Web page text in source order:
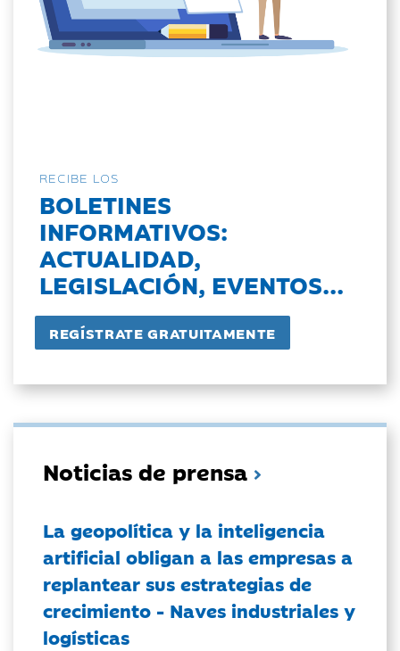
RECIBE LOS
BOLETINES
INFORMATIVOS:
ACTUALIDAD,
LEGISLACIÓN, EVENTOS...
Noticias de prensa
La geopolítica y la inteligencia
artificial obligan a las empresas a
replantear sus estrategias de
crecimiento - Naves industriales y
logísticas